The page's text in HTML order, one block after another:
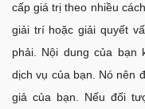
cấp giá trị theo nhiều
giải trí hoặc giải quyết
phải. Nội dung của bạn
dịch vụ của bạn. Nó nên
giả của bạn. Nếu đối